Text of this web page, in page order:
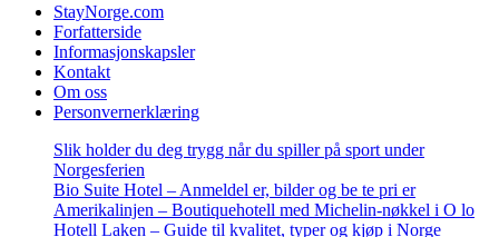
StayNorge.com
Forfatterside
Informasjonskapsler
Kontakt
Om oss
Personvernerklæring
Slik holder du deg trygg når du spiller på sport under
Norgesferien
Bio Suite Hotel – Anmeldel er, bilder og be te pri er
Amerikalinjen – Boutiquehotell med Michelin-nøkkel i O lo
Hotell Laken – Guide til kvalitet, typer og kjøp i Norge